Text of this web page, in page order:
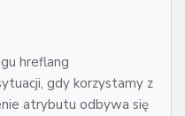
hreflang
gdy korzystamy z
atrybutu odbywa się